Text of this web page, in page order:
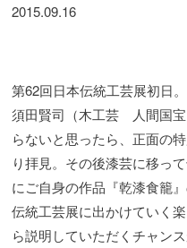
2015.09.16
第62回日本伝統工芸展初日。
須田賢司（木工芸 人間国
らないと思ったら、正面の
り拝見。その後漆芸に移っ
にご自身の作品『乾漆食籠
伝統工芸展に出かけていく
ら説明していただくチャン